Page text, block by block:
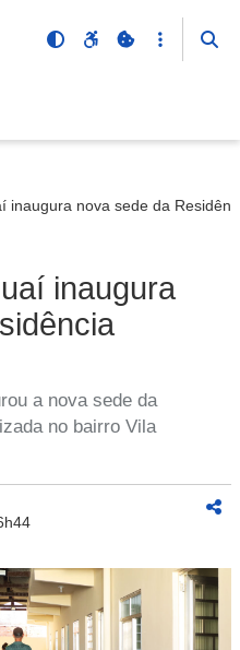
inaugura nova sede da
inaugura
a nova sede da
no bairro Vila